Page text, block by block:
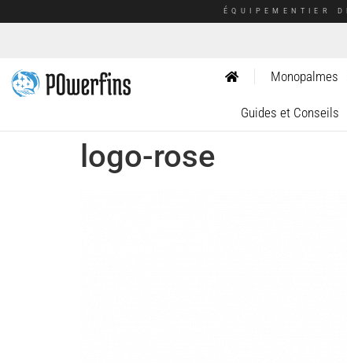
ÉQUIPEMENTIER
Monopalmes
Guides et Conseils
logo-rose